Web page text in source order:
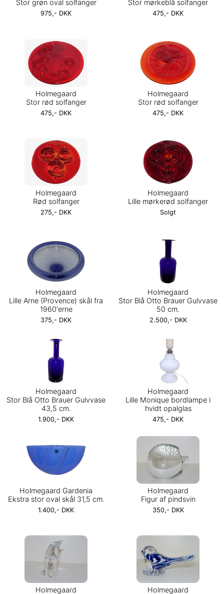
Stor grøn oval solfanger
975,- DKK
Stor mørkeblå solfanger
475,- DKK
Holmegaard
Stor rød solfanger
475,- DKK
Holmegaard
Stor rød solfanger
475,- DKK
Holmegaard
Rød solfanger
275,- DKK
Holmegaard
Lille mørkerød solfanger
Solgt
Holmegaard
Lille Arne (Provence) skål fra
1960'erne
375,- DKK
Holmegaard
Stor Blå Otto Brauer Gulvvase
50 cm.
2.500,- DKK
Holmegaard
Stor Blå Otto Brauer Gulvvase
43,5 cm.
1.900,- DKK
Holmegaard
Lille Monique bordlampe i
hvidt opalglas
475,- DKK
Holmegaard Gardenia
Ekstra stor oval skål 31,5 cm.
1.400,- DKK
Holmegaard
Figur af pindsvin
350,- DKK
Holmegaard Holmegaard